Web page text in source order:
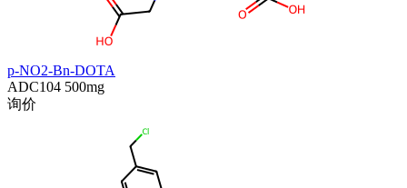
p-NO2-Bn-DOTA
ADC104 500mg
询价